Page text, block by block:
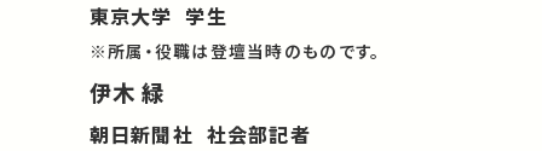
東京大学 学生
※所属・役職は登壇当時のものです。
伊木 緑
朝日新聞社 社会部記者